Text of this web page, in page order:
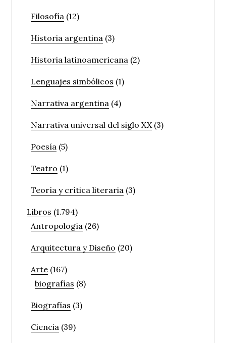
Filosofía (12)
Historia argentina (3)
Historia latinoamericana (2)
Lenguajes simbólicos (1)
Narrativa argentina (4)
Narrativa universal del siglo XX(3)
Poesía (5)
Teatro (1)
Teoría y crítica literaria (3)
Libros (1.794)
Antropología (26)
Arquitectura y Diseño (20)
Arte (167)
biografías (8)
Biografías (3)
Ciencia (39)